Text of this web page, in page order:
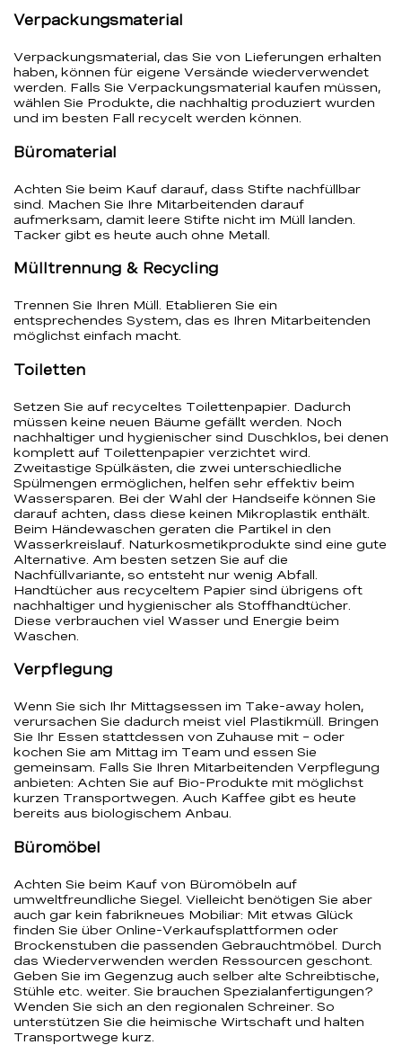
Verpackungsmaterial
Verpackungsmaterial, das Sie von Lieferungen erhalten
haben, können für eigene Versände wiederverwendet
werden. Falls Sie Verpackungsmaterial kaufen müssen,
wählen Sie Produkte, die nachhaltig produziert wurden
und im besten Fall recycelt werden können.
Büromaterial
Achten Sie beim Kauf darauf, dass Stifte nachfüllbar
sind. Machen Sie Ihre Mitarbeitenden darauf
aufmerksam, damit leere Stifte nicht im Müll landen.
Tacker gibt es heute auch ohne Metall.
Mülltrennung & Recycling
Trennen Sie Ihren Müll. Etablieren Sie ein
entsprechendes System, das es Ihren Mitarbeitenden
möglichst einfach macht.
Toiletten
Setzen Sie auf recyceltes Toilettenpapier. Dadurch
müssen keine neuen Bäume gefällt werden. Noch
nachhaltiger und hygienischer sind Duschklos, bei denen
komplett auf Toilettenpapier verzichtet wird.
Zweitastige Spülkästen, die zwei unterschiedliche
Spülmengen ermöglichen, helfen sehr effektiv beim
Wassersparen. Bei der Wahl der Handseife können Sie
darauf achten, dass diese keinen Mikroplastik enthält.
Beim Händewaschen geraten die Partikel in den
Wasserkreislauf. Naturkosmetikprodukte sind eine gute
Alternative. Am besten setzen Sie auf die
Nachfüllvariante, so entsteht nur wenig Abfall.
Handtücher aus recyceltem Papier sind übrigens oft
nachhaltiger und hygienischer als Stoffhandtücher.
Diese verbrauchen viel Wasser und Energie beim
Waschen.
Verpflegung
Wenn Sie sich Ihr Mittagsessen im Take-away holen,
verursachen Sie dadurch meist viel Plastikmüll. Bringen
Sie Ihr Essen stattdessen von Zuhause mit – oder
kochen Sie am Mittag im Team und essen Sie
gemeinsam. Falls Sie Ihren Mitarbeitenden Verpflegung
anbieten: Achten Sie auf Bio-Produkte mit möglichst
kurzen Transportwegen. Auch Kaffee gibt es heute
bereits aus biologischem Anbau.
Büromöbel
Achten Sie beim Kauf von Büromöbeln auf
umweltfreundliche Siegel. Vielleicht benötigen Sie aber
auch gar kein fabrikneues Mobiliar: Mit etwas Glück
finden Sie über Online-Verkaufsplattformen oder
Brockenstuben die passenden Gebrauchtmöbel. Durch
das Wiederverwenden werden Ressourcen geschont.
Geben Sie im Gegenzug auch selber alte Schreibtische,
Stühle etc. weiter. Sie brauchen Spezialanfertigungen?
Wenden Sie sich an den regionalen Schreiner. So
unterstützen Sie die heimische Wirtschaft und halten
Transportwege kurz.